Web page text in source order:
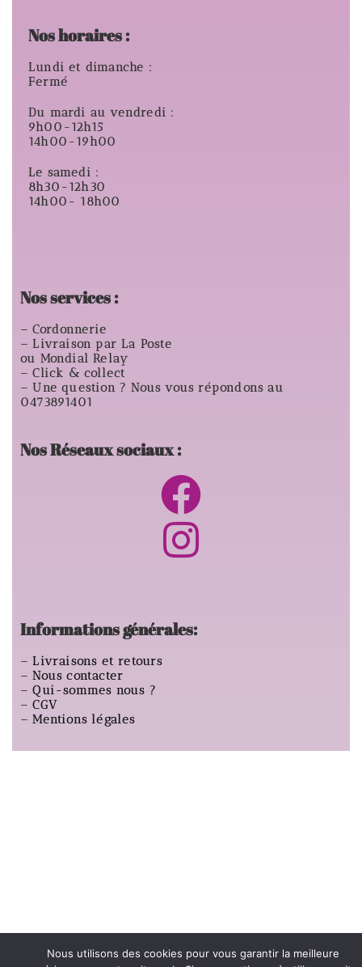
Nos horaires :
Lundi et dimanche :
Fermé
Du mardi au vendredi :
9h00-12h15
14h00-19h00
Le samedi :
8h30-12h30
14h00- 18h00
Nos services :
– Cordonnerie
– Livraison par La Poste
ou Mondial Relay
– Click & collect
– Une question ? Nous vous répondons au
0473891401
Nos Réseaux sociaux :
Informations générales:
–Livraisons et retours
–Nous contacter
–Qui-sommes nous ?
–CGV
–Mentions légales
Nous utilisons des cookies pour vous garantir la meilleure